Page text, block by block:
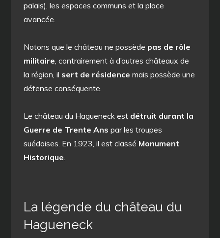
palais), les espaces communs et la place
avancée.
Notons que le château ne possède pas de rôle
militaire, contrairement à d’autres châteaux de
la région, il sert de résidence mais possède une
défense conséquente.
Le château du Hagueneck est détruit durant la
Guerre de Trente Ans par les troupes
suédoises. En 1923, il est classé Monument
Historique.
La légende du château du
Hagueneck